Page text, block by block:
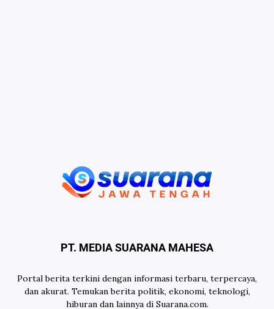
PT. MEDIA SUARANA MAHESA
Portal berita terkini dengan informasi terbaru, terpercaya,
dan akurat. Temukan berita politik, ekonomi, teknologi,
hiburan dan lainnya di Suarana.com.